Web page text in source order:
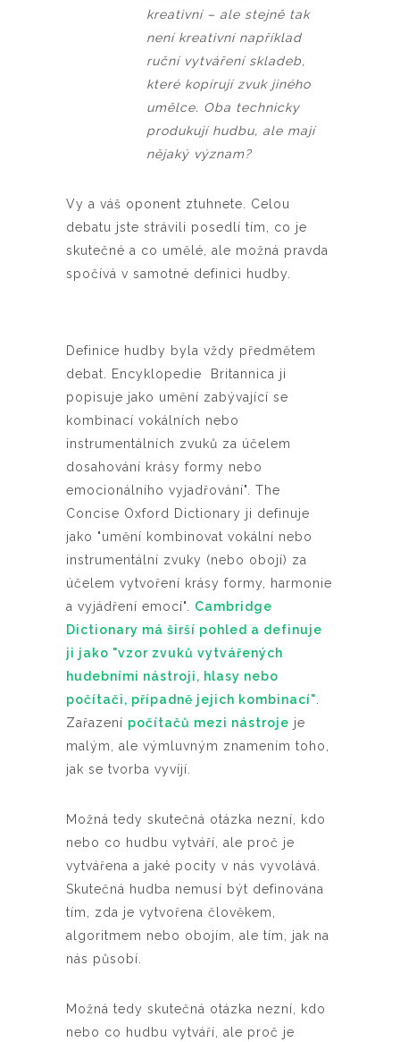
kreativní – ale stejně tak
není kreativní například
ruční vytváření skladeb,
které kopírují zvuk jiného
umělce. Oba technicky
produkují hudbu, ale mají
nějaký význam?
Vy a váš oponent ztuhnete. Celou
debatu jste strávili posedlí tím, co je
skutečné a co umělé, ale možná pravda
spočívá v samotné definici hudby.
Definice hudby byla vždy předmětem
debat. Encyklopedie Britannica ji
popisuje jako umění zabývající se
kombinací vokálních nebo
instrumentálních zvuků za účelem
dosahování krásy formy nebo
emocionálního vyjadřování". The
Concise Oxford Dictionary ji definuje
jako "umění kombinovat vokální nebo
instrumentální zvuky (nebo obojí) za
účelem vytvoření krásy formy, harmonie
a vyjádření emocí". Cambridge
Dictionary má širší pohled a definuje
ji jako "vzor zvuků vytvářených
hudebními nástroji, hlasy nebo
počítači, případně jejich kombinací"
Zařazení počítačů mezi nástroje je
malým, ale výmluvným znamením toho,
jak se tvorba vyvíjí.
Možná tedy skutečná otázka nezní, kdo
nebo co hudbu vytváří, ale proč je
vytvářena a jaké pocity v nás vyvolává.
Skutečná hudba nemusí být definována
tím, zda je vytvořena člověkem,
algoritmem nebo obojím, ale tím, jak na
nás působí.
Možná tedy skutečná otázka nezní, kdo
nebo co hudbu vytváří, ale proč je